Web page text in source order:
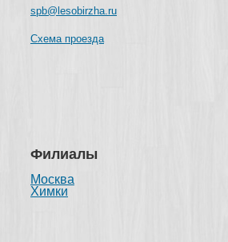
spb@lesobirzha.ru
Схема проезда
Филиалы
Москва
Химки